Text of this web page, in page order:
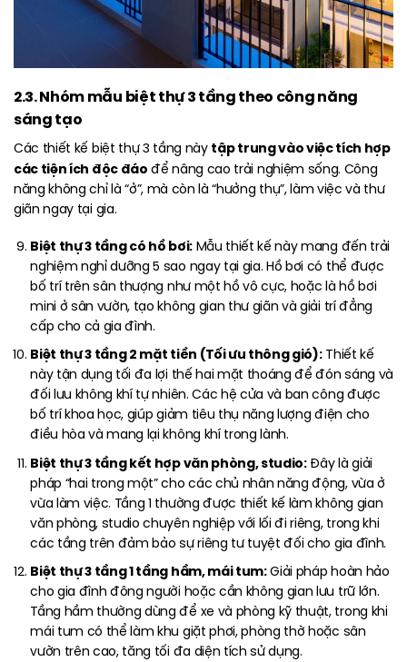
2.3. Nhóm mẫu biệt thự 3 tầng theo công năng
sáng tạo
Các thiết kế biệt thự 3 tầng nàytập trung vào việc tích hợp
các tiện ích độc đáođể nâng cao trải nghiệm sống. Công
năng không chỉ là “ở”, mà còn là “hưởng thụ”, làm việc và thư
giãn ngay tại gia.
Biệt thự 3 tầng có hồ bơi:Mẫu thiết kế này mang đến trải
nghiệm nghỉ dưỡng 5 sao ngay tại gia. Hồ bơi có thể được
bố trí trên sân thượng như một hồ vô cực, hoặc là hồ bơi
mini ở sân vườn, tạo không gian thư giãn và giải trí đẳng
cấp cho cả gia đình.
Biệt thự 3 tầng 2 mặt tiền (Tối ưu thông gió):Thiết kế
này tận dụng tối đa lợi thế hai mặt thoáng để đón sáng và
đối lưu không khí tự nhiên. Các hệ cửa và ban công được
bố trí khoa học, giúp giảm tiêu thụ năng lượng điện cho
điều hòa và mang lại không khí trong lành.
Biệt thự 3 tầng kết hợp văn phòng, studio:Đây là giải
pháp “hai trong một” cho các chủ nhân năng động, vừa ở
vừa làm việc. Tầng 1 thường được thiết kế làm không gian
văn phòng, studio chuyên nghiệp với lối đi riêng, trong khi
các tầng trên đảm bảo sự riêng tư tuyệt đối cho gia đình.
Biệt thự 3 tầng 1 tầng hầm, mái tum:Giải pháp hoàn hảo
cho gia đình đông người hoặc cần không gian lưu trữ lớn.
Tầng hầm thường dùng để xe và phòng kỹ thuật, trong khi
mái tum có thể làm khu giặt phơi, phòng thờ hoặc sân
vườn trên cao, tăng tối đa diện tích sử dụng.